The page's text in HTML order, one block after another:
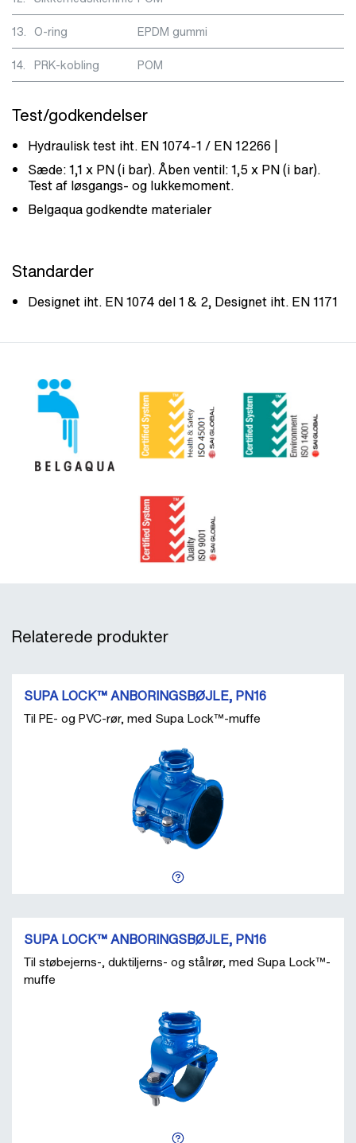
13. O-ring
EPDM gummi
14. PRK-kobling POM
Test/godkendelser
Hydraulisk test iht. EN 1074-1 / EN 12266 |
Sæde: 1,1 x PN (i bar). Åben ventil: 1,5 x PN (i bar).
Test af løsgangs- og lukkemoment.
Belgaqua godkendte materialer
Standarder
Designet iht. EN 1074 del 1 & 2, Designet iht. EN 1171
Relaterede produkter
SUPA LOCK™ ANBORINGSBØJLE, PN16
Til PE- og PVC-rør, med Supa Lock™-muffe
SUPA LOCK™ ANBORINGSBØJLE, PN16
Til støbejerns-, duktiljerns- og stålrør, med Supa Lock™-
muffe